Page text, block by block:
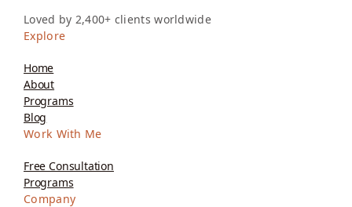
Loved by 2,400+ clients worldwide
Explore
Home
About
Programs
Blog
Work With Me
Free Consultation
Programs
Company